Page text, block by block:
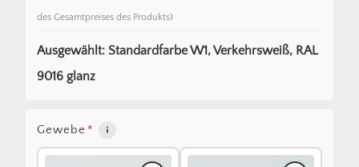
des Gesamtpreises des Produkts)
Ausgewählt: Standardfarbe W1, Verkehrsweiß, RAL
9016 glanz
Gewebe *